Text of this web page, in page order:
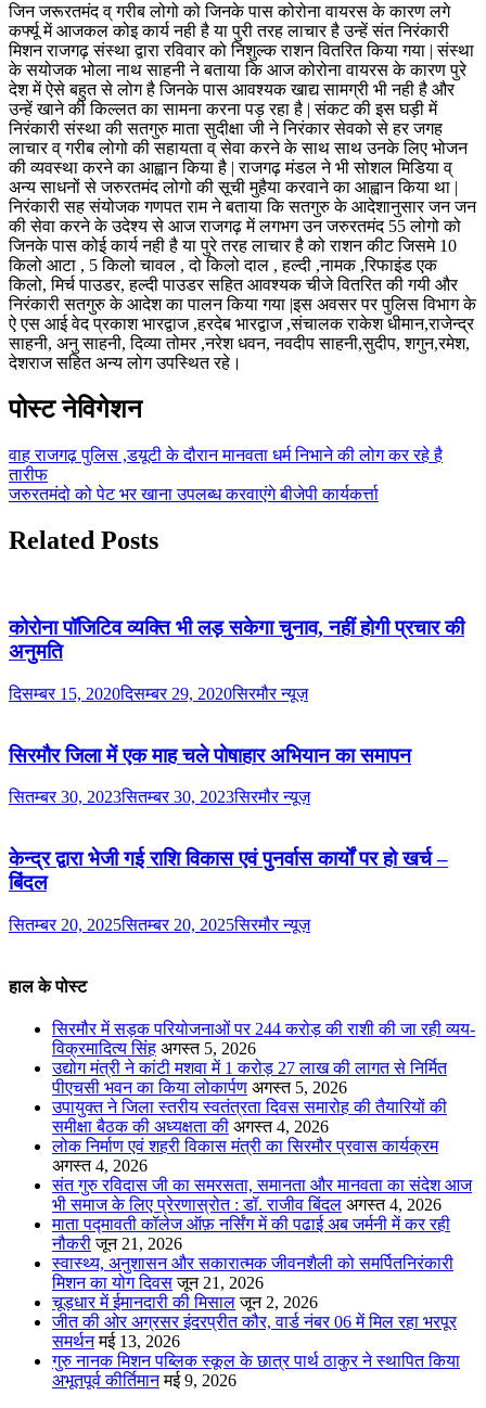
जिन जरूरतमंद व् गरीब लोगो को जिनके पास कोरोना वायरस के कारण लगे
कर्फ्यू में आजकल कोइ कार्य नही है या पुरी तरह लाचार है उन्हें संत निरंकारी
मिशन राजगढ़ संस्था द्वारा रविवार को निशुल्क राशन वितरित किया गया | संस्था
के सयोजक भोला नाथ साहनी ने बताया कि आज कोरोना वायरस के कारण पुरे
देश में ऐसे बहुत से लोग है जिनके पास आवश्यक खाद्य सामग्री भी नही है और
उन्हें खाने की किल्लत का सामना करना पड़ रहा है | संकट की इस घड़ी में
निरंकारी संस्था की सतगुरु माता सुदीक्षा जी ने निरंकार सेवको से हर जगह
लाचार व् गरीब लोगो की सहायता व् सेवा करने के साथ साथ उनके लिए भोजन
की व्यवस्था करने का आह्वान किया है | राजगढ़ मंडल ने भी सोशल मिडिया व्
अन्य साधनों से जरुरतमंद लोगो की सूची मुहैया करवाने का आह्वान किया था |
निरंकारी सह संयोजक गणपत राम ने बताया कि सतगुरु के आदेशानुसार जन जन
की सेवा करने के उदेश्य से आज राजगढ़ में लगभग उन जरुरतमंद 55 लोगो को
जिनके पास कोई कार्य नही है या पुरे तरह लाचार है को राशन कीट जिसमे 10
किलो आटा , 5 किलो चावल , दो किलो दाल , हल्दी ,नामक ,रिफाइंड एक
किलो, मिर्च पाउडर, हल्दी पाउडर सहित आवश्यक चीजे वितरित की गयी और
निरंकारी सतगुरु के आदेश का पालन किया गया |इस अवसर पर पुलिस विभाग के
ऐ एस आई वेद प्रकाश भारद्वाज ,हरदेब भारद्वाज ,संचालक राकेश धीमान,राजेन्द्र
साहनी, अनु साहनी, दिव्या तोमर ,नरेश धवन, नवदीप साहनी,सुदीप, शगुन,रमेश,
देशराज सहित अन्य लोग उपस्थित रहे।
पोस्ट नेविगेशन
वाह राजगढ़ पुलिस ,डयूटी के दौरान मानवता धर्म निभाने की लोग कर रहे है
तारीफ
जरुरतमंदो को पेट भर खाना उपलब्ध करवाएंगे बीजेपी कार्यकर्त्ता
Related Posts
कोरोना पॉजिटिव व्यक्ति भी लड़ सकेगा चुनाव, नहीं होगी प्रचार की
अनुमति
दिसम्बर 15, 2020दिसम्बर 29, 2020सिरमौर न्यूज़
सिरमौर जिला में एक माह चले पोषाहार अभियान का समापन
सितम्बर 30, 2023सितम्बर 30, 2023सिरमौर न्यूज़
केन्द्र द्वारा भेजी गई राशि विकास एवं पुनर्वास कार्यों पर हो खर्च –
बिंदल
सितम्बर 20, 2025सितम्बर 20, 2025सिरमौर न्यूज़
हाल के पोस्ट
सिरमौर में सड़क परियोजनाओं पर 244 करोड़ की राशी की जा रही व्यय-
विक्रमादित्य सिंह अगस्त 5, 2026
उद्योग मंत्री ने कांटी मशवा में 1 करोड़ 27 लाख की लागत से निर्मित
पीएचसी भवन का किया लोकार्पण अगस्त 5, 2026
उपायुक्त ने जिला स्तरीय स्वतंत्रता दिवस समारोह की तैयारियों की
समीक्षा बैठक की अध्यक्षता की अगस्त 4, 2026
लोक निर्माण एवं शहरी विकास मंत्री का सिरमौर प्रवास कार्यक्रम
अगस्त 4, 2026
संत गुरु रविदास जी का समरसता, समानता और मानवता का संदेश आज
भी समाज के लिए प्रेरणास्रोत : डॉ. राजीव बिंदल अगस्त 4, 2026
माता पद्मावती कॉलेज ऑफ़ नर्सिंग में की पढाई अब जर्मनी में कर रही
नौकरी जून 21, 2026
स्वास्थ्य, अनुशासन और सकारात्मक जीवनशैली को समर्पितनिरंकारी
मिशन का योग दिवस जून 21, 2026
चूड़धार में ईमानदारी की मिसाल जून 2, 2026
जीत की ओर अग्रसर इंदरप्रीत कौर, वार्ड नंबर 06 में मिल रहा भरपूर
समर्थन मई 13, 2026
गुरु नानक मिशन पब्लिक स्कूल के छात्र पार्थ ठाकुर ने स्थापित किया
अभूतपूर्व कीर्तिमान मई 9, 2026